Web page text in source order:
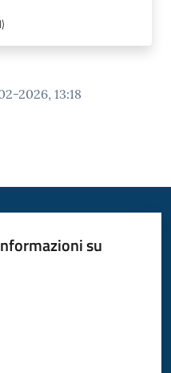
2026, 13:18
su